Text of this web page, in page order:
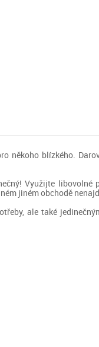
někoho blízkého.
Využijte
jiném obchodě
ale také